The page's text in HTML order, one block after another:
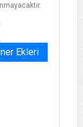
Ekleri